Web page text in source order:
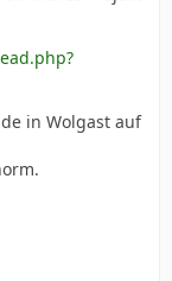
in Wolgast auf